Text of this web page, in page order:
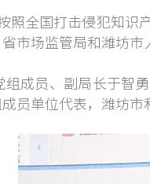
全国打击侵犯知识
市场监管局和潍坊市
员、副局长于智勇
员单位代表，潍坊